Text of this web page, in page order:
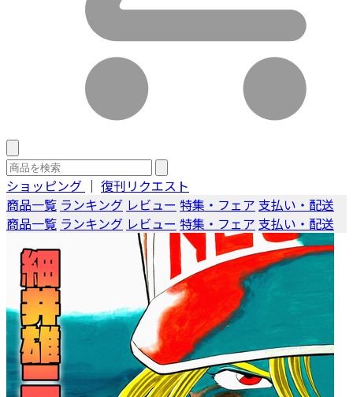
ショッピング ｜ 復刊リクエスト
商品一覧 ランキング レビュー 特集・フェア 支払い・配送
商品一覧 ランキング レビュー 特集・フェア 支払い・配送